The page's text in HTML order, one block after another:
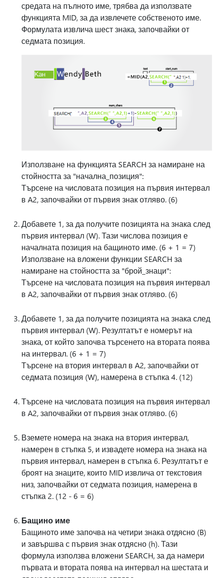
средата на пълното име, трябва да използвате
функцията MID, за да извлечете собственото име.
Формулата извлича шест знака, започвайки от
седмата позиция.
Използване на функцията SEARCH за намиране на
стойността за "начална_позиция":
Търсене на числовата позиция на първия интервал
в A2, започвайки от първия знак отляво. (6)
Добавете 1, за да получите позицията на знака след
първия интервал (W). Тази числова позиция е
началната позиция на бащиното име. (6 + 1 = 7)
Използване на вложени функции SEARCH за
намиране на стойността за "брой_знаци":
Търсене на числовата позиция на първия интервал
в A2, започвайки от първия знак отляво. (6)
Добавете 1, за да получите позицията на знака след
първия интервал (W). Резултатът е номерът на
знака, от който започва търсенето на втората поява
на интервал. (6 + 1 = 7)
Търсене на втория интервал в A2, започвайки от
седмата позиция (W), намерена в стъпка 4. (12)
Търсене на числовата позиция на първия интервал
в A2, започвайки от първия знак отляво. (6)
Вземете номера на знака на втория интервал,
намерен в стъпка 5, и извадете номера на знака на
първия интервал, намерен в стъпка 6. Резултатът е
броят на знаците, които MID извлича от текстовия
низ, започвайки от седмата позиция, намерена в
стъпка 2. (12 - 6 = 6)
Бащино име
Бащиното име започва на четири знака отдясно (B)
и завършва с първия знак отдясно (h). Тази
формула използва вложени SEARCH, за да намери
първата и втората поява на интервал на шестата и